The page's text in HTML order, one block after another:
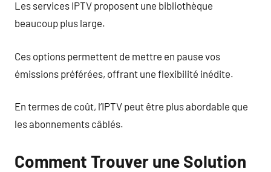
Les services IPTV proposent une bibliothèque
beaucoup plus large.
Ces options permettent de mettre en pause vos
émissions préférées, offrant une flexibilité inédite.
En termes de coût, l’IPTV peut être plus abordable que
les abonnements câblés.
Comment Trouver une Solution